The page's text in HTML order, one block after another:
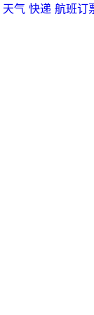
天气 快递 航班订